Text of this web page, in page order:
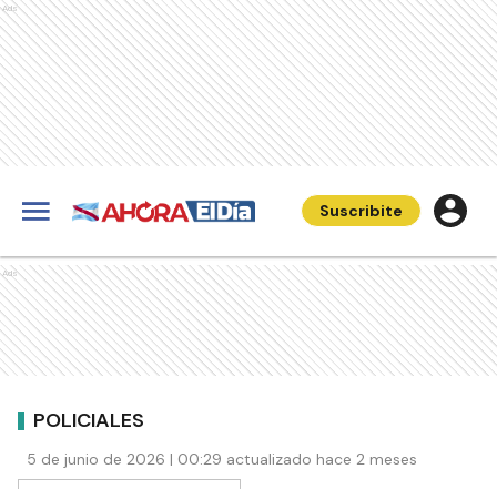
Ads
Suscribite
Ads
POLICIALES
5 de junio de 2026 | 00:29 actualizado hace 2 meses